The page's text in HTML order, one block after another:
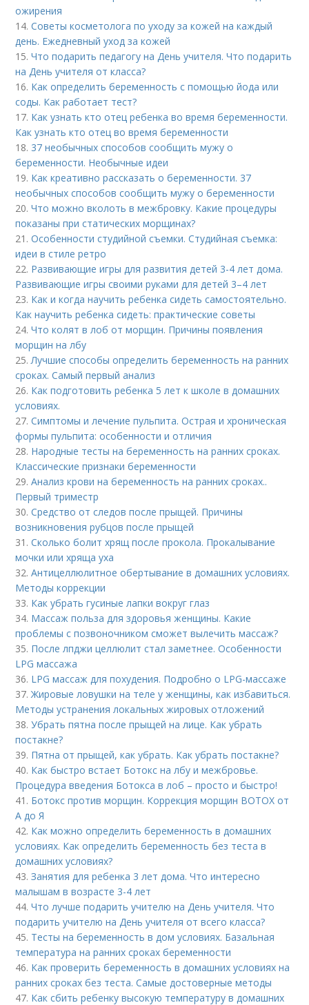
ожирения
14.Советы косметолога по уходу за кожей на каждый
день. Ежедневный уход за кожей
15.Что подарить педагогу на День учителя. Что подарить
на День учителя от класса?
16. Как определить беременность с помощью йода или
соды. Как работает тест?
17. Как узнать кто отец ребенка во время беременности.
Как узнать кто отец во время беременности
18. 37 необычных способов сообщить мужу о
беременности. Необычные идеи
19. Как креативно рассказать о беременности. 37
необычных способов сообщить мужу о беременности
20.Что можно вколоть в межбровку. Какие процедуры
показаны при статических морщинах?
21.Особенности студийной съемки. Студийная съемка:
идеи в стиле ретро
22. Развивающие игры для развития детей 3-4 лет дома.
Развивающие игры своими руками для детей 3–4 лет
23. Как и когда научить ребенка сидеть самостоятельно.
Как научить ребенка сидеть: практические советы
24.Что колят в лоб от морщин. Причины появления
морщин на лбу
25. Лучшие способы определить беременность на ранних
сроках. Самый первый анализ
26. Как подготовить ребенка 5 лет к школе в домашних
условиях.
27.Симптомы и лечение пульпита. Острая и хроническая
формы пульпита: особенности и отличия
28. Народные тесты на беременность на ранних сроках.
Классические признаки беременности
29.Анализ крови на беременность на ранних сроках..
Первый триместр
30.Средство от следов после прыщей. Причины
возникновения рубцов после прыщей
31.Сколько болит хрящ после прокола. Прокалывание
мочки или хряща уха
32.Антицеллюлитное обертывание в домашних условиях.
Методы коррекции
33. Как убрать гусиные лапки вокруг глаз
34. Массаж польза для здоровья женщины. Какие
проблемы с позвоночником сможет вылечить массаж?
35. После лпджи целлюлит стал заметнее. Особенности
LPG массажа
36. LPG массаж для похудения. Подробно о LPG-массаже
37.Жировые ловушки на теле у женщины, как избавиться.
Методы устранения локальных жировых отложений
38.Убрать пятна после прыщей на лице. Как убрать
постакне?
39. Пятна от прыщей, как убрать. Как убрать постакне?
40. Как быстро встает Ботокс на лбу и межбровье.
Процедура введения Ботокса в лоб – просто и быстро!
41. Ботокс против морщин. Коррекция морщин BOTOX от
А до Я
42. Как можно определить беременность в домашних
условиях. Как определить беременность без теста в
домашних условиях?
43.Занятия для ребенка 3 лет дома. Что интересно
малышам в возрасте 3-4 лет
44.Что лучше подарить учителю на День учителя. Что
подарить учителю на День учителя от всего класса?
45. Тесты на беременность в дом условиях. Базальная
температура на ранних сроках беременности
46. Как проверить беременность в домашних условиях на
ранних сроках без теста. Самые достоверные методы
47. Как сбить ребенку высокую температуру в домашних